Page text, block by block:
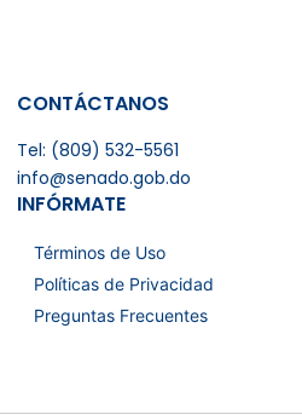
CONTÁCTANOS
Tel: (809) 532-5561
info@senado.gob.do
INFÓRMATE
Términos de Uso
Políticas de Privacidad
Preguntas Frecuentes